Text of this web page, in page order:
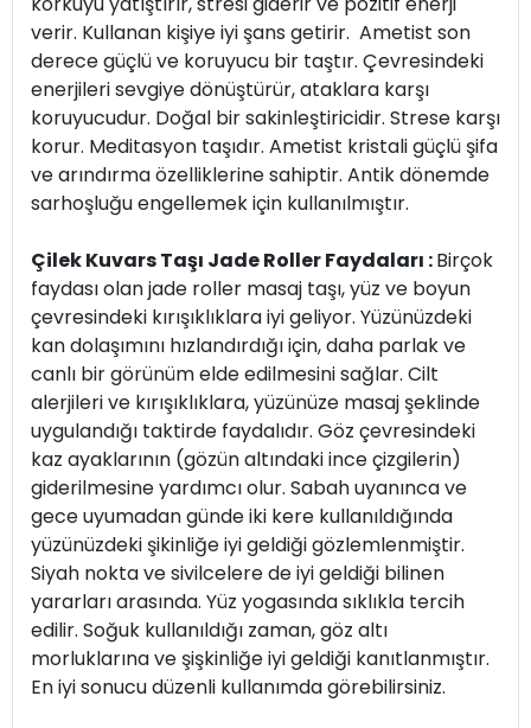
verir. Kullanan kişiye iyi şans getirir. Ametist son
derece güçlü ve koruyucu bir taştır. Çevresindeki
enerjileri sevgiye dönüştürür, ataklara karşı
koruyucudur. Doğal bir sakinleştiricidir. Strese karşı
korur. Meditasyon taşıdır. Ametist kristali güçlü şifa
ve arındırma özelliklerine sahiptir. Antik dönemde
sarhoşluğu engellemek için kullanılmıştır.
Çilek Kuvars Taşı Jade Roller Faydaları :Birçok
faydası olan jade roller masaj taşı, yüz ve boyun
çevresindeki kırışıklıklara iyi geliyor. Yüzünüzdeki
kan dolaşımını hızlandırdığı için, daha parlak ve
canlı bir görünüm elde edilmesini sağlar. Cilt
alerjileri ve kırışıklıklara, yüzünüze masaj şeklinde
uygulandığı taktirde faydalıdır. Göz çevresindeki
kaz ayaklarının (gözün altındaki ince çizgilerin)
giderilmesine yardımcı olur. Sabah uyanınca ve
gece uyumadan günde iki kere kullanıldığında
yüzünüzdeki şikinliğe iyi geldiği gözlemlenmiştir.
Siyah nokta ve sivilcelere de iyi geldiği bilinen
yararları arasında. Yüz yogasında sıklıkla tercih
edilir. Soğuk kullanıldığı zaman, göz altı
morluklarına ve şişkinliğe iyi geldiği kanıtlanmıştır.
En iyi sonucu düzenli kullanımda görebilirsiniz.